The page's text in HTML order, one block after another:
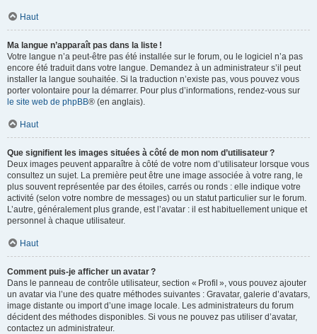
Haut
Ma langue n’apparaît pas dans la liste !
Votre langue n’a peut-être pas été installée sur le forum, ou le logiciel n’a pas
encore été traduit dans votre langue. Demandez à un administrateur s’il peut
installer la langue souhaitée. Si la traduction n’existe pas, vous pouvez vous
porter volontaire pour la démarrer. Pour plus d’informations, rendez-vous sur
le site web de phpBB® (en anglais).
Haut
Que signifient les images situées à côté de mon nom d’utilisateur ?
Deux images peuvent apparaître à côté de votre nom d’utilisateur lorsque vous
consultez un sujet. La première peut être une image associée à votre rang, le
plus souvent représentée par des étoiles, carrés ou ronds : elle indique votre
activité (selon votre nombre de messages) ou un statut particulier sur le forum.
L’autre, généralement plus grande, est l’avatar : il est habituellement unique et
personnel à chaque utilisateur.
Haut
Comment puis-je afficher un avatar ?
Dans le panneau de contrôle utilisateur, section « Profil », vous pouvez ajouter
un avatar via l’une des quatre méthodes suivantes : Gravatar, galerie d’avatars,
image distante ou import d’une image locale. Les administrateurs du forum
décident des méthodes disponibles. Si vous ne pouvez pas utiliser d’avatar,
contactez un administrateur.